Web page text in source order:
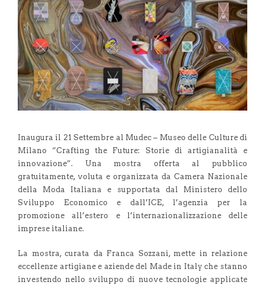
Inaugura il 21 Settembre al Mudec – Museo delle Culture di
Milano “Crafting the Future: Storie di artigianalità e
innovazione”. Una mostra offerta al pubblico
gratuitamente, voluta e organizzata da Camera Nazionale
della Moda Italiana e supportata dal Ministero dello
Sviluppo Economico e dall’ICE, l’agenzia per la
promozione all’estero e l’internazionalizzazione delle
imprese italiane.
La mostra, curata da Franca Sozzani, mette in relazione
eccellenze artigiane e aziende del Made in Italy che stanno
investendo nello sviluppo di nuove tecnologie applicate